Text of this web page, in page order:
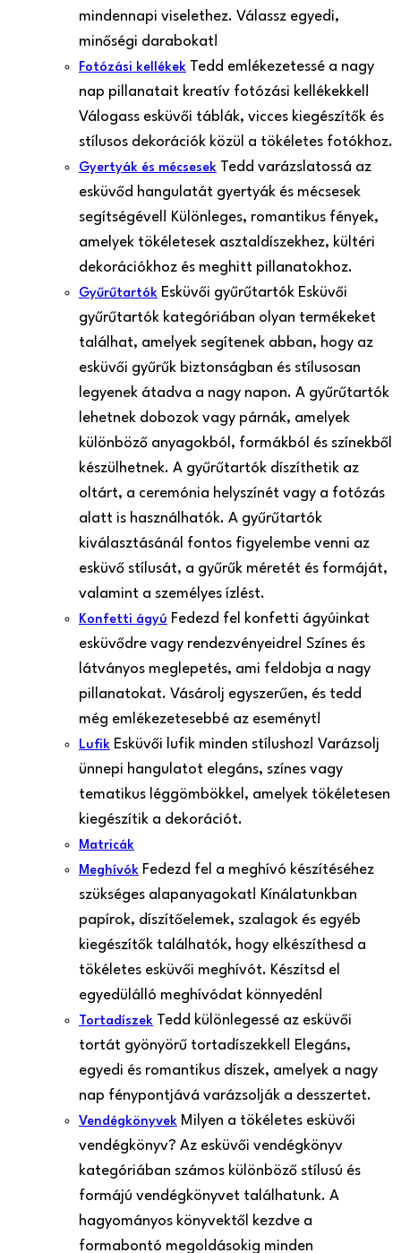
mindennapi viselethez. Válassz egyedi,
minőségi darabokat!
Fotózási kellékek Tedd emlékezetessé a nagy
nap pillanatait kreatív fotózási kellékekkel!
Válogass esküvői táblák, vicces kiegészítők és
stílusos dekorációk közül a tökéletes fotókhoz.
Gyertyák és mécsesek Tedd varázslatossá az
esküvőd hangulatát gyertyák és mécsesek
segítségével! Különleges, romantikus fények,
amelyek tökéletesek asztaldíszekhez, kültéri
dekorációkhoz és meghitt pillanatokhoz.
Gyűrűtartók Esküvői gyűrűtartók Esküvői
gyűrűtartók kategóriában olyan termékeket
találhat, amelyek segítenek abban, hogy az
esküvői gyűrűk biztonságban és stílusosan
legyenek átadva a nagy napon. A gyűrűtartók
lehetnek dobozok vagy párnák, amelyek
különböző anyagokból, formákból és színekből
készülhetnek. A gyűrűtartók díszíthetik az
oltárt, a ceremónia helyszínét vagy a fotózás
alatt is használhatók. A gyűrűtartók
kiválasztásánál fontos figyelembe venni az
esküvő stílusát, a gyűrűk méretét és formáját,
valamint a személyes ízlést.
Konfetti ágyú Fedezd fel konfetti ágyúinkat
esküvődre vagy rendezvényeidre! Színes és
látványos meglepetés, ami feldobja a nagy
pillanatokat. Vásárolj egyszerűen, és tedd
még emlékezetesebbé az eseményt!
Lufik Esküvői lufik minden stílushoz! Varázsolj
ünnepi hangulatot elegáns, színes vagy
tematikus léggömbökkel, amelyek tökéletesen
kiegészítik a dekorációt.
Matricák
Meghívók Fedezd fel a meghívó készítéséhez
szükséges alapanyagokat! Kínálatunkban
papírok, díszítőelemek, szalagok és egyéb
kiegészítők találhatók, hogy elkészíthesd a
tökéletes esküvői meghívót. Készítsd el
egyedülálló meghívódat könnyedén!
Tortadíszek Tedd különlegessé az esküvői
tortát gyönyörű tortadíszekkel! Elegáns,
egyedi és romantikus díszek, amelyek a nagy
nap fénypontjává varázsolják a desszertet.
Vendégkönyvek Milyen a tökéletes esküvői
vendégkönyv? Az esküvői vendégkönyv
kategóriában számos különböző stílusú és
formájú vendégkönyvet találhatunk. A
hagyományos könyvektől kezdve a
formabontó megoldásokig minden